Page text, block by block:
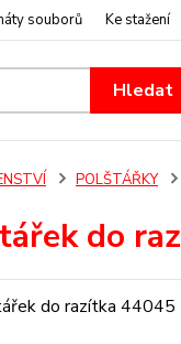
souborů Ke stažení
Hledat
POLŠTÁŘKY
do